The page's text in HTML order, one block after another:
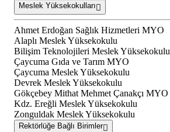
Meslek Yüksekokulları
Ahmet Erdoğan Sağlık Hizmetleri MYO
Alaplı Meslek Yüksekokulu
Bilişim Teknolojileri Meslek Yüksekokulu
Çaycuma Gıda ve Tarım MYO
Çaycuma Meslek Yüksekokulu
Devrek Meslek Yüksekokulu
Gökçebey Mithat Mehmet Çanakçı MYO
Kdz. Ereğli Meslek Yüksekokulu
Zonguldak Meslek Yüksekokulu
Rektörlüğe Bağlı Birimler